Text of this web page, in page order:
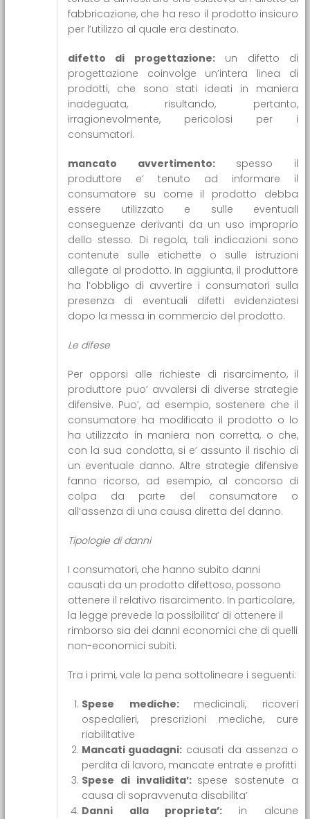
fabbricazione, che ha reso il prodotto insicuro
per l’utilizzo al quale era destinato.
difetto di progettazione: un difetto di
progettazione coinvolge un’intera linea di
prodotti, che sono stati ideati in maniera
inadeguata, risultando, pertanto,
irragionevolmente, pericolosi per i
consumatori.
mancato avvertimento: spesso il
produttore e’ tenuto ad informare il
consumatore su come il prodotto debba
essere utilizzato e sulle eventuali
conseguenze derivanti da un uso improprio
dello stesso. Di regola, tali indicazioni sono
contenute sulle etichette o sulle istruzioni
allegate al prodotto. In aggiunta, il produttore
ha l’obbligo di avvertire i consumatori sulla
presenza di eventuali difetti evidenziatesi
dopo la messa in commercio del prodotto.
Le difese
Per opporsi alle richieste di risarcimento, il
produttore puo’ avvalersi di diverse strategie
difensive. Puo’, ad esempio, sostenere che il
consumatore ha modificato il prodotto o lo
ha utilizzato in maniera non corretta, o che,
con la sua condotta, si e’ assunto il rischio di
un eventuale danno. Altre strategie difensive
fanno ricorso, ad esempio, al concorso di
colpa da parte del consumatore o
all’assenza di una causa diretta del danno.
Tipologie di danni
I consumatori, che hanno subito danni
causati da un prodotto difettoso, possono
ottenere il relativo risarcimento. In particolare,
la legge prevede la possibilita’ di ottenere il
rimborso sia dei danni economici che di quelli
non-economici subiti.
Tra i primi, vale la pena sottolineare i seguenti:
Spese mediche: medicinali, ricoveri
ospedalieri, prescrizioni mediche, cure
riabilitative
Mancati guadagni: causati da assenza o
perdita di lavoro, mancate entrate e profitti
Spese di invalidita’: spese sostenute a
causa di sopravvenuta disabilita’
Danni alla proprieta’: in alcune